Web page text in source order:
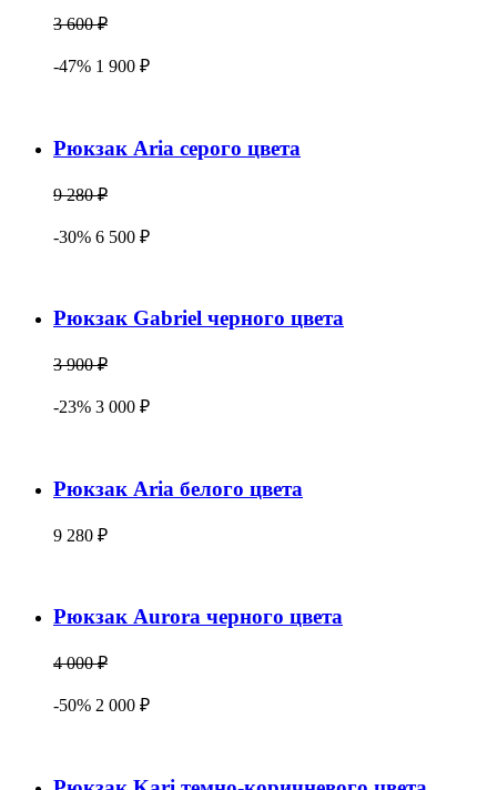
3 600 ₽
-47% 1 900 ₽
Рюкзак Aria серого цвета
9 280 ₽
-30% 6 500 ₽
Рюкзак Gabriel черного цвета
3 900 ₽
-23% 3 000 ₽
Рюкзак Aria белого цвета
9 280 ₽
Рюкзак Aurora черного цвета
4 000 ₽
-50% 2 000 ₽